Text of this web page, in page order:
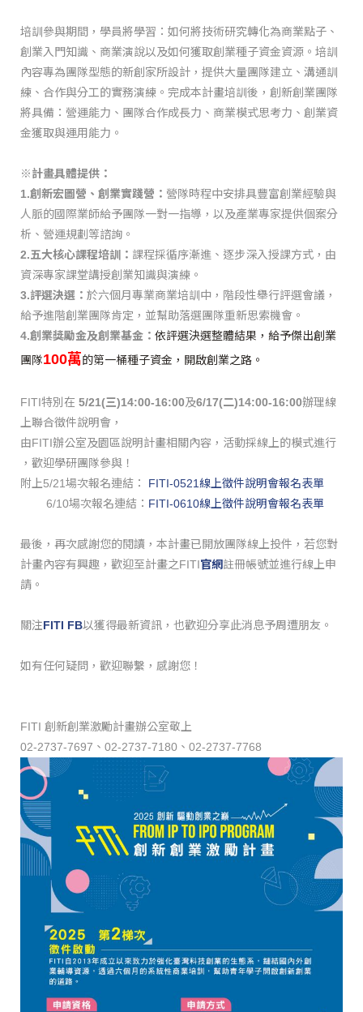
培訓參與期間，學員將學習：如何將技術研究轉化為商業點子、
創業入門知識、商業演說以及如何獲取創業種子資金資源。 培訓
內容專為團隊型態的新創家所設計，提供大量團隊建立、 溝通訓
練、合作與分工的實務演練。完成本計畫培訓後， 創新創業團隊
將具備：營運能力、團隊合作成長力、 商業模式思考力、創業資
金獲取與運用能力。
※計畫具體提供：
1.創新宏圖營、創業實踐營： 營隊時程中安排具豐富創業經驗與
人 脈的國際業師給予團隊一對一指導，以及產業專家提供個案分
析、 營運規劃等諮詢。
2.五大核心課程培訓： 課程採循序漸進、逐步深入授課方式， 由
資深專家課堂講授創業知識與演練。
3.評選決選： 於六個月專業商業培訓中，階段性舉行評選會議，
給予進階創業團隊肯定，並幫助落選團隊重新思索機會。
4.創業獎勵金及創業基金： 依評選決選整體結果， 給予傑出創業
團隊100萬的第一桶種子資金，開啟創業之路。
FITI特別在 5/21(三)14:00-16:00及6/17(二)14:00-16:00辦理線
上聯合徵件說明會，
由FITI辦公室及園區說明計畫相關內容，活動採線上的模式進行
，歡迎學研團隊參與！
附上5/21場次報名連結： FITI-0521線上徵件說明會報名表單
6/10場次報名連結： FITI-0610線上徵件說明會報名表單
最後，再次感謝您的閱讀，本計畫已開放團隊線上投件， 若您對
計畫內容有興趣，歡迎至計畫之FITI官網註冊帳號並進行線上申
請。
關注FITI FB以獲得最新資訊，也歡迎分享此消息予周遭朋友。
如有任何疑問，歡迎聯繫，感謝您！
FITI 創新創業激勵計畫辦公室敬上
02-2737-7697、02-2737-7180、02-2737-7768